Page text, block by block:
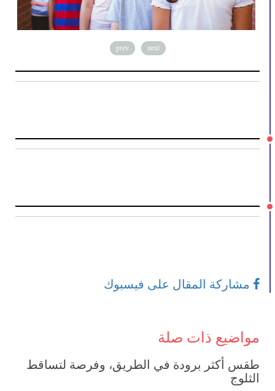
prev next
مشاركة المقال على فيسبوك
مواضيع ذات صلة
طقس أكثر برودة في الطريق، وفرصة لتساقط
الثلوج